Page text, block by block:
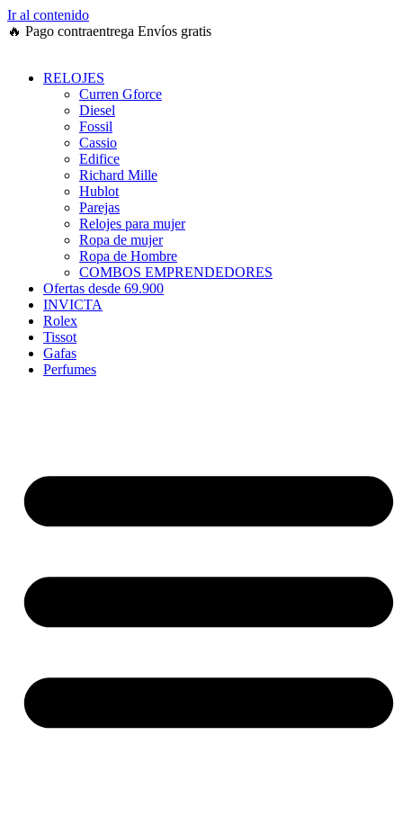
Ir al contenido
🔥 Pago contraentrega Envíos gratis
RELOJES
Curren Gforce
Diesel
Fossil
Cassio
Edifice
Richard Mille
Hublot
Parejas
Relojes para mujer
Ropa de mujer
Ropa de Hombre
COMBOS EMPRENDEDORES
Ofertas desde 69.900
INVICTA
Rolex
Tissot
Gafas
Perfumes